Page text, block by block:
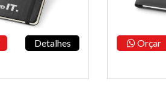
Detalhes Orçar